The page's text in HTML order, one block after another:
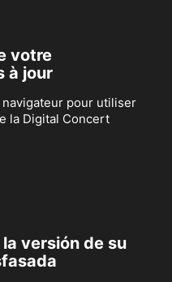
votre
à jour
pour utiliser
la Digital Concert
versión de su